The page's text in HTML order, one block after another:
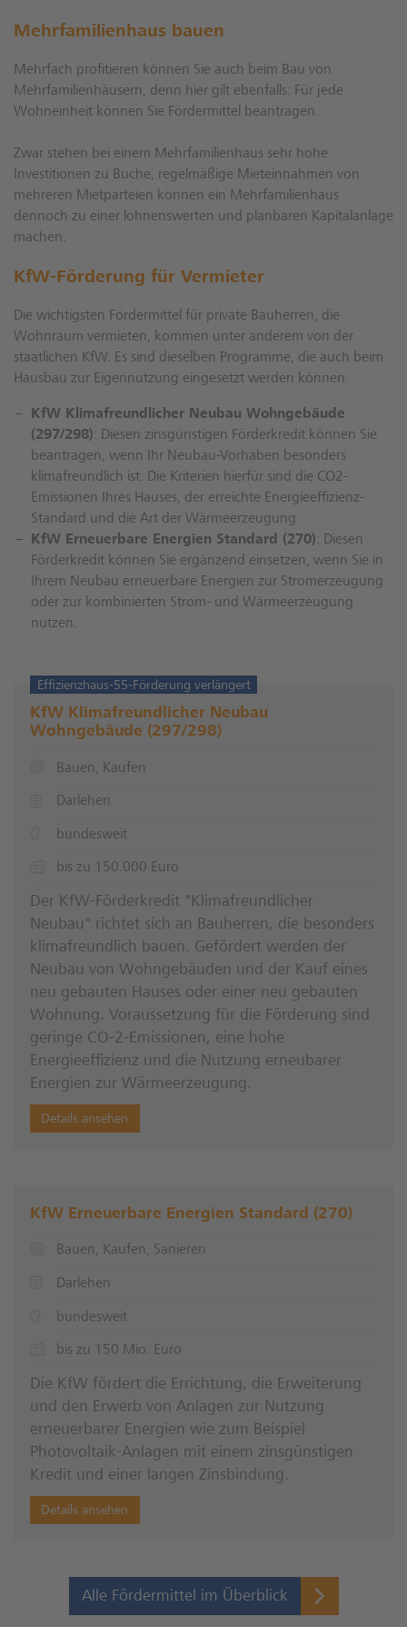
Mehrfamilienhaus bauen
Mehrfach profitieren können Sie auch beim Bau von
Mehrfamilienhäusern, denn hier gilt ebenfalls: Für jede
Wohneinheit können Sie Fördermittel beantragen.
Zwar stehen bei einem Mehrfamilienhaus sehr hohe
Investitionen zu Buche, regelmäßige Mieteinnahmen von
mehreren Mietparteien können ein Mehrfamilienhaus
dennoch zu einer lohnenswerten und planbaren Kapitalanlage
machen.
KfW-Förderung für Vermieter
Die wichtigsten Fördermittel für private Bauherren, die
Wohnraum vermieten, kommen unter anderem von der
staatlichen KfW. Es sind dieselben Programme, die auch beim
Hausbau zur Eigennutzung eingesetzt werden können.
KfW Klimafreundlicher Neubau Wohngebäude
(297/298) : Diesen zinsgünstigen Förderkredit können Sie
beantragen, wenn Ihr Neubau-Vorhaben besonders
klimafreundlich ist. Die Kriterien hierfür sind die CO2-
Emissionen Ihres Hauses, der erreichte Energieeffizienz-
Standard und die Art der Wärmeerzeugung.
KfW Erneuerbare Energien Standard (270) : Diesen
Förderkredit können Sie ergänzend einsetzen, wenn Sie in
Ihrem Neubau erneuerbare Energien zur Stromerzeugung
oder zur kombinierten Strom- und Wärmeerzeugung
nutzen.
Effizienzhaus-55-Förderung verlängert
KfW Klimafreundlicher Neubau
Wohngebäude (297/298)
Bauen, Kaufen
Darlehen
bundesweit
bis zu 150.000 Euro
Der KfW-Förderkredit "Klimafreundlicher
Neubau" richtet sich an Bauherren, die besonders
klimafreundlich bauen. Gefördert werden der
Neubau von Wohngebäuden und der Kauf eines
neu gebauten Hauses oder einer neu gebauten
Wohnung. Voraussetzung für die Förderung sind
geringe CO-2-Emissionen, eine hohe
Energieeffizienz und die Nutzung erneubarer
Energien zur Wärmeerzeugung.
Details ansehen
KfW Erneuerbare Energien Standard (270)
Bauen, Kaufen, Sanieren
Darlehen
bundesweit
bis zu 150 Mio. Euro
Die KfW fördert die Errichtung, die Erweiterung
und den Erwerb von Anlagen zur Nutzung
erneuerbarer Energien wie zum Beispiel
Photovoltaik-Anlagen mit einem zinsgünstigen
Kredit und einer langen Zinsbindung.
Details ansehen
Alle Fördermittel im Überblick